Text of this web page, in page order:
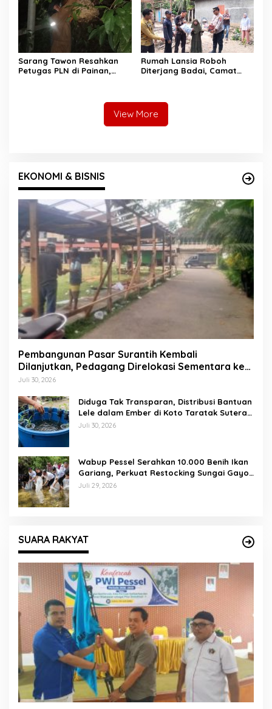
Sarang Tawon Resahkan
Petugas PLN di Painan,
Rumah Lansia Roboh
Diterjang Badai, Camat
View More
EKONOMI & BISNIS
Pembangunan Pasar Surantih Kembali
Dilanjutkan, Pedagang Direlokasi Sementara ke
Lapangan Gadih Basanai
Juli 30, 2026
Diduga Tak Transparan, Distribusi Bantuan
Lele dalam Ember di Koto Taratak Sutera
Tuai Sorotan Warga
Juli 30, 2026
Wabup Pessel Serahkan 10.000 Benih Ikan
Gariang, Perkuat Restocking Sungai Gayo
demi Kelestarian Perairan
Juli 29, 2026
SUARA RAKYAT